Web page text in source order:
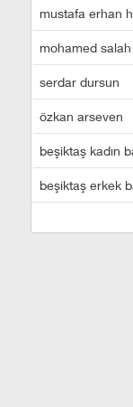
mustafa erhan
mohamed salah
serdar dursun
özkan arseven
beşiktaş kadın
beşiktaş erkek